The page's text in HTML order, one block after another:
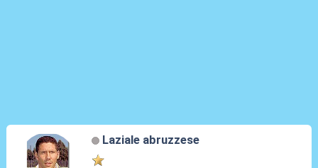
Laziale abruzzese